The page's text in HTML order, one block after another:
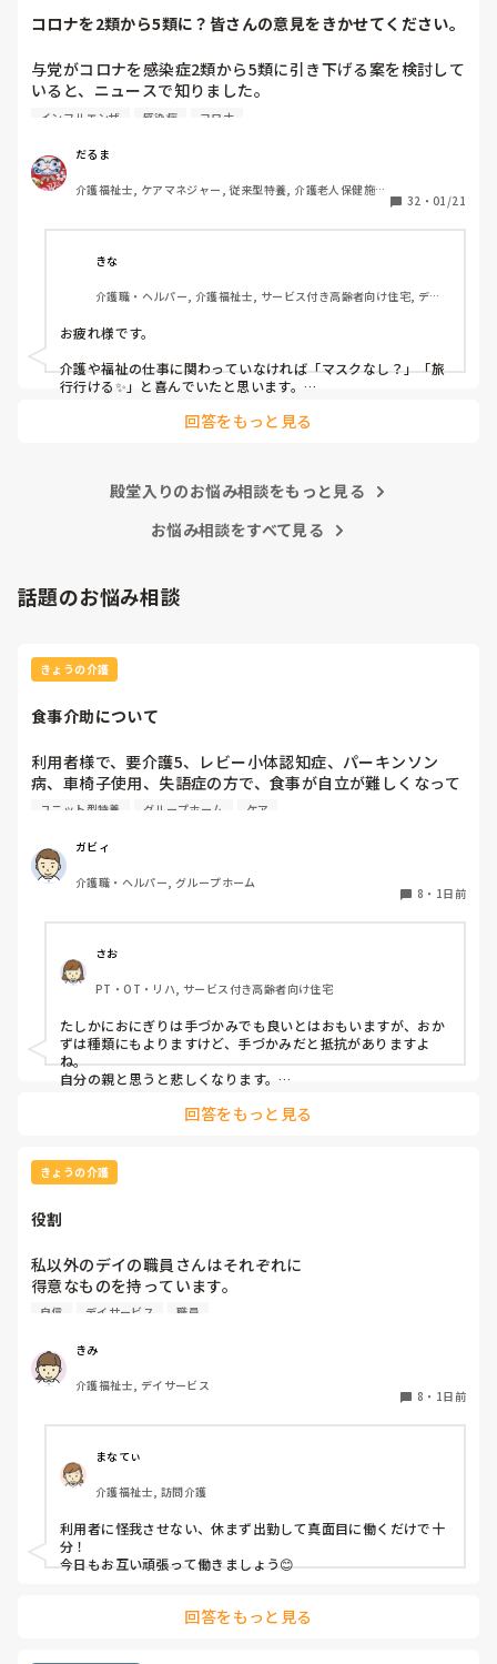
コロナを2類から5類に？皆さんの意見をきかせてください。
与党がコロナを感染症2類から5類に引き下げる案を検討して
いると、ニュースで知りました。
季節性インフルエンザと同じ扱いになるということですが、
季節を問わず流行しますし、罹患しても治療薬がないので、
今よりも感染対策が緩和されるかもしれないことに不安しか
ありません。
インフルエンザ 感染症 コロナ
だるま
介護福祉士, ケアマネジャー, 従来型特養, 介護老人保健施
32 ・ 01/21
きな
介護職・ヘルパー, 介護福祉士, サービス付き高齢者向け住宅, デイ
お疲れ様です。
介護や福祉の仕事に関わっていなければ「マスクなし？」「旅
行行ける✨」と喜んでいたと思います。
しかし、介護職でクラスターや命を落とされる方を目の当たり
インフルエンザと同等？
していただきたいですね…💦
回答をもっと見る
殿堂入りのお悩み相談をもっと見る
お悩み相談をすべて見る
話題のお悩み相談
きょうの介護
食事介助について
利用者様で、要介護5、レビー小体認知症、パーキンソン
病、車椅子使用、失語症の方で、食事が自立が難しくなって
来ました。ご飯を、おにぎりにして、ご自分で手づかみで食
す。食べられる時とスプーンを使っても難しい時がありま
す。おかずも、おにぎり同様、手づかみでたべてもらってる
時があるのですが、難しい時は、職員が介助しています。ご
かずの手づかみは、どうかなと思うのですが、皆さんはどう
思われますか？私は、自分の母親が手づかみで食べてるのを
見たら、悲しくなります…職員さん、介助して下さいと思っ
てしまいます…
ユニット型特養 グループホーム ケア
ガビィ
介護職・ヘルパー, グループホーム
8 ・ 1日前
さお
PT・OT・リハ, サービス付き高齢者向け住宅
たしかにおにぎりは手づかみでも良いとはおもいますが、おか
ずは種類にもよりますけど、手づかみだと抵抗がありますよ
ね。
自分の親と思うと悲しくなります。
どうなんでしょうか？とろみつけてたりするのを手づかみは抵
回答をもっと見る
きょうの介護
役割
私以外のデイの職員さんはそれぞれに
得意なものを持っています。
介助で言えば、要領よく動けたりと。
今の私を振り返ってみたら…何も持っていないことが虚しく
利用者からは「素直に話聞いてくれる」・「言いやすい・頼
みやすい」
って言われます。
職員から見ての私は？って考えたら答えられる自信がないで
す…
自信 デイサービス 職員
きみ
介護福祉士, デイサービス
8 ・ 1日前
まなてぃ
介護福祉士, 訪問介護
利用者に怪我させない、休まず出勤して真面目に働くだけで十
分！
今日もお互い頑張って働きましょう😊
回答をもっと見る